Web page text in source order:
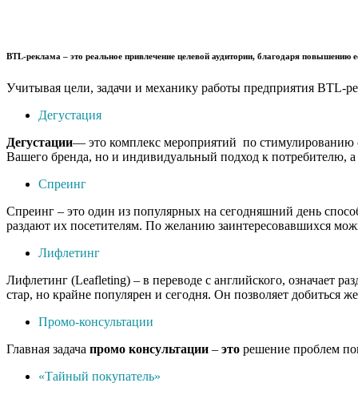
BTL-реклама – это реальное привлечение целевой аудитории, благодаря
Учитывая цели, задачи и механику работы предприятия BTL-
Дегустация
Дегустации— это комплекс мероприятий по стимулированию
Вашего бренда, но и индивидуальный подход к потребителю, а
Спреинг
Спреинг – это один из популярных на сегодняшний день
раздают их посетителям. По желанию заинтересовавшихся
Лифлетинг
Лифлетинг (Leafleting) – в переводе с английского, означает
стар, но крайне популярен и сегодня. Он позволяет добиться
Промо-консультации
Главная задача промо консультации – это решение проблем
«Тайный покупатель»